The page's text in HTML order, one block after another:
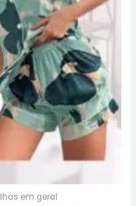
em geral
podem
ser
escolhidas
na
página
do
produto